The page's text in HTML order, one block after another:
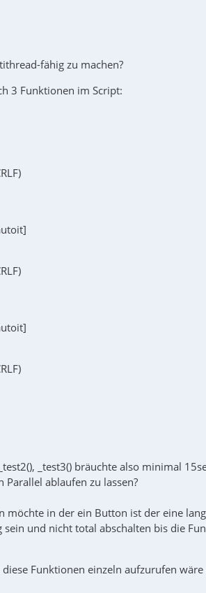
fähig zu machen?
3 Funktionen im Script:
_test3() bräuchte also minimal
Parallel ablaufen zu lassen?
möchte in der ein Button ist der eine
sein und nicht total abschalten bis die
Funktionen einzeln aufzurufen